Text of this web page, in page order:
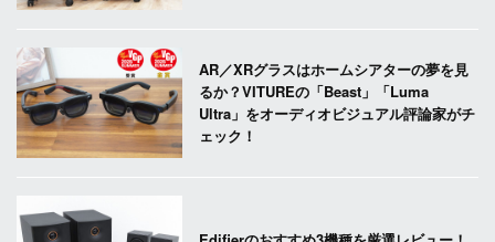
AR／XRグラスはホームシアターの夢を見
るか？VITUREの「Beast」「Luma
Ultra」をオーディオビジュアル評論家がチ
ェック！